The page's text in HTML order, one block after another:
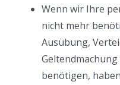
Wenn wir Ihre
nicht mehr
Ausübung,
benötigen,